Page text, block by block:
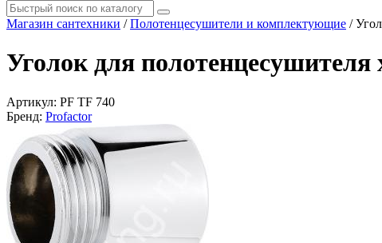
Магазин сантехники / Полотенцесушители и комплектующие /
Уголок для
Артикул: PF TF 740
Бренд: Profactor